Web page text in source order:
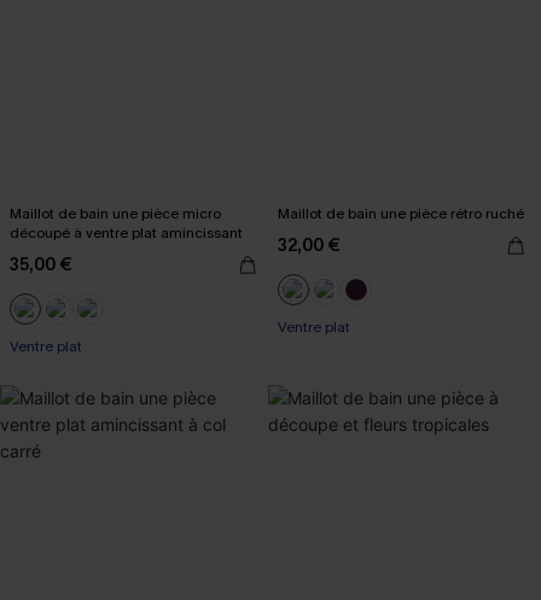
Maillot de bain une pièce micro
découpé à ventre plat amincissant
35,00 €
Ventre plat
Maillot de bain une pièce rétro ruché
32,00 €
Ventre plat